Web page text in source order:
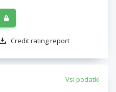
Credit rating report
Vsi podatki